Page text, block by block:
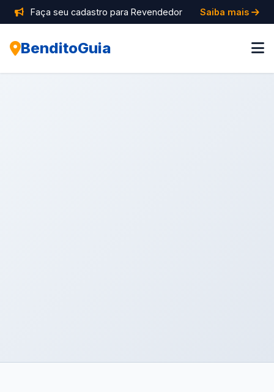
Faça seu cadastro para Revendedor Saiba mais
BenditoGuia